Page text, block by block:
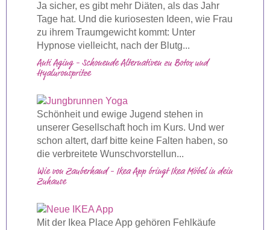
Ja sicher, es gibt mehr Diäten, als das Jahr
Tage hat. Und die kuriosesten Ideen, wie Frau
zu ihrem Traumgewicht kommt: Unter
Hypnose vielleicht, nach der Blutg...
Anti Aging - Schonende Alternativen zu Botox und
Hyaluronspritze
Schönheit und ewige Jugend stehen in
unserer Gesellschaft hoch im Kurs. Und wer
schon altert, darf bitte keine Falten haben, so
die verbreitete Wunschvorstellun...
Wie von Zauberhand - Ikea App bringt Ikea Möbel in dein
Zuhause
Mit der Ikea Place App gehören Fehlkäufe